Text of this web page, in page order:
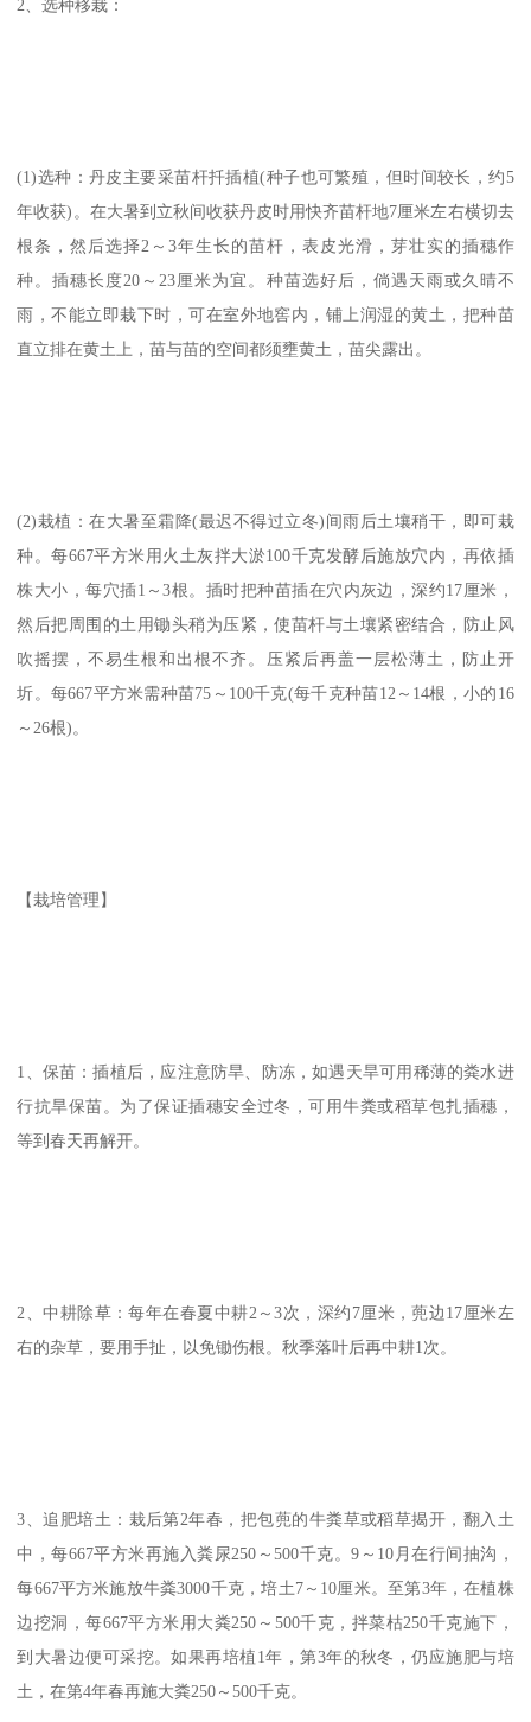
2、选种移栽：
(1)选种：丹皮主要采苗杆扦插植(种子也可繁殖，但时间较长，约5
年收获)。在大暑到立秋间收获丹皮时用快齐苗杆地7厘米左右横切去
根条，然后选择2～3年生长的苗杆，表皮光滑，芽壮实的插穗作
种。插穗长度20～23厘米为宜。种苗选好后，倘遇天雨或久晴不
雨，不能立即栽下时，可在室外地窖内，铺上润湿的黄土，把种苗
直立排在黄土上，苗与苗的空间都须壅黄土，苗尖露出。
(2)栽植：在大暑至霜降(最迟不得过立冬)间雨后土壤稍干，即可栽
种。每667平方米用火土灰拌大淤100千克发酵后施放穴内，再依插
株大小，每穴插1～3根。插时把种苗插在穴内灰边，深约17厘米，
然后把周围的土用锄头稍为压紧，使苗杆与土壤紧密结合，防止风
吹摇摆，不易生根和出根不齐。压紧后再盖一层松薄土，防止开
圻。每667平方米需种苗75～100千克(每千克种苗12～14根，小的16
～26根)。
【栽培管理】
1、保苗：插植后，应注意防旱、防冻，如遇天旱可用稀薄的粪水进
行抗旱保苗。为了保证插穗安全过冬，可用牛粪或稻草包扎插穗，
等到春天再解开。
2、中耕除草：每年在春夏中耕2～3次，深约7厘米，蔸边17厘米左
右的杂草，要用手扯，以免锄伤根。秋季落叶后再中耕1次。
3、追肥培土：栽后第2年春，把包蔸的牛粪草或稻草揭开，翻入土
中，每667平方米再施入粪尿250～500千克。9～10月在行间抽沟，
每667平方米施放牛粪3000千克，培土7～10厘米。至第3年，在植株
边挖洞，每667平方米用大粪250～500千克，拌菜枯250千克施下，
到大暑边便可采挖。如果再培植1年，第3年的秋冬，仍应施肥与培
土，在第4年春再施大粪250～500千克。